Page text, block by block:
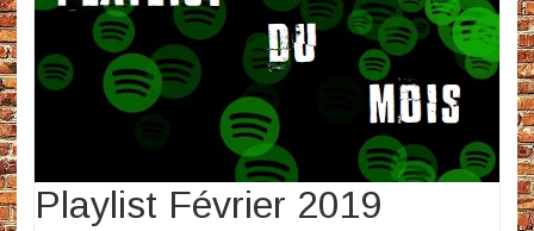
Playlist Février 2019